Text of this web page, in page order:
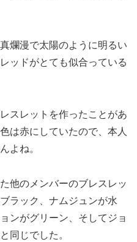
爛漫で太陽のように明るい
ッドがとても似合っている
スレットを作ったことがあ
は赤にしていたので、本人
よね。
他のメンバーのブレスレッ
ラック、ナムジュンが水
ンがグリーン、そしてジョ
同じでした。